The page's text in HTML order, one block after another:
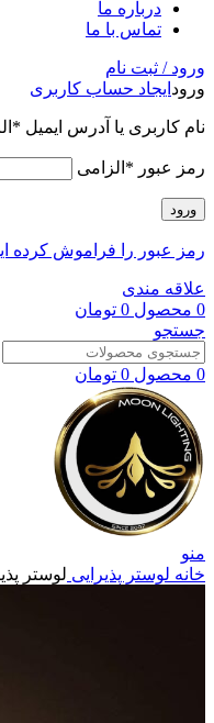
درباره ما
تماس با ما
ورود / ثبت نام
ورود ایجاد حساب کاربری
نام کاربری یا آدرس ایمیل *
رمز عبور * الزامی
ورود
رمز عبور را فراموش کرده
علاقه مندی
0 محصول 0 تومان
جستجو
0 محصول 0 تومان
منو
خانه لوستر پذیرایی لوستر